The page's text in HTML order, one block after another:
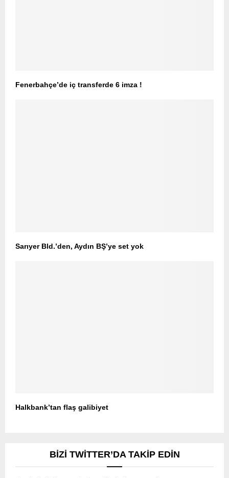
Fenerbahçe’de iç transferde 6 imza !
Sarıyer Bld.’den, Aydın BŞ’ye set yok
Halkbank’tan flaş galibiyet
BIZI TWITTER’DA TAKIP EDIN